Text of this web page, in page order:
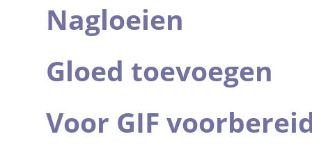
Nagloeien
Gloed toevoegen
Voor GIF